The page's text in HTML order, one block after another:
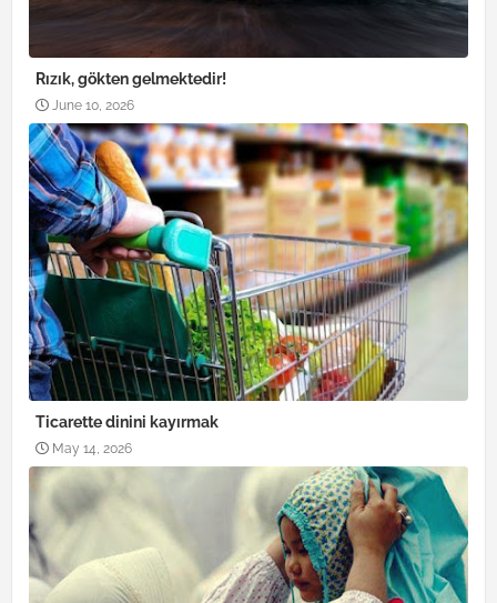
Rızık, gökten gelmektedir!
June 10, 2026
Ticarette dinini kayırmak
May 14, 2026